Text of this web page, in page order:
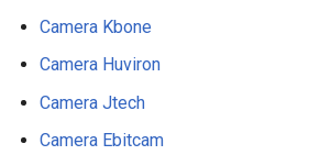
Camera Kbone
Camera Huviron
Camera Jtech
Camera Ebitcam